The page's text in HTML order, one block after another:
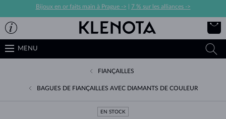
Bijoux en or faits main à Prague -> 7 % sur les alliances ->
MENU
FIANÇAILLES
BAGUES DE FIANÇAILLES AVEC DIAMANTS DE COULEUR
EN STOCK